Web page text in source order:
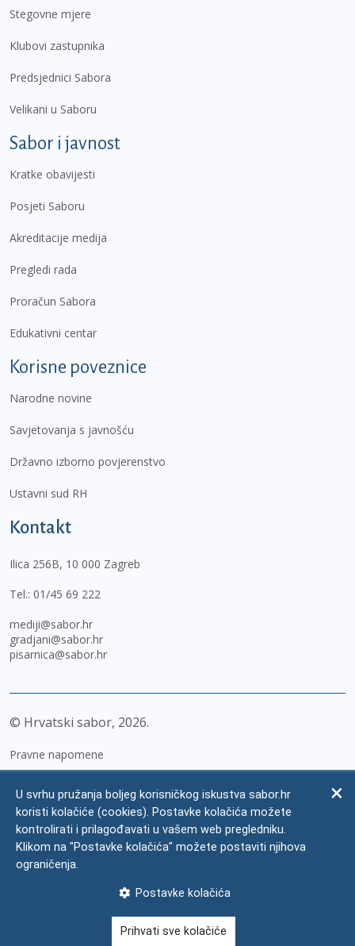
Stegovne mjere
Klubovi zastupnika
Predsjednici Sabora
Velikani u Saboru
Sabor i javnost
Kratke obavijesti
Posjeti Saboru
Akreditacije medija
Pregledi rada
Proračun Sabora
Edukativni centar
Korisne poveznice
Narodne novine
Savjetovanja s javnošću
Državno izborno povjerenstvo
Ustavni sud RH
Kontakt
Ilica 256B, 10 000 Zagreb
Tel.: 01/45 69 222
mediji@sabor.hr
gradjani@sabor.hr
pisarnica@sabor.hr
© Hrvatski sabor, 2026
Pravne napomene
Zaštita osobnih podataka
Impressum
Česta pitanja
U svrhu pružanja boljeg korisničkog iskustva sabor.hr
koristi kolačiće (cookies). Postavke kolačića možete
kontrolirati i prilagođavati u vašem web pregledniku.
Klikom na "Postavke kolačića" možete postaviti njihova
ograničenja.
Postavke kolačića
Prihvati sve kolačiće